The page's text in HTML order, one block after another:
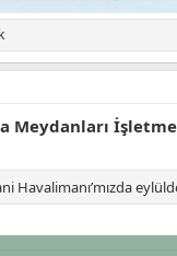
Meydanları
Havalimanı’mızda